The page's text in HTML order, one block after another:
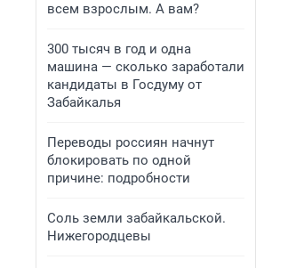
всем взрослым. А вам?
300 тысяч в год и одна
машина — сколько заработали
кандидаты в Госдуму от
Забайкалья
Переводы россиян начнут
блокировать по одной
причине: подробности
Соль земли забайкальской.
Нижегородцевы